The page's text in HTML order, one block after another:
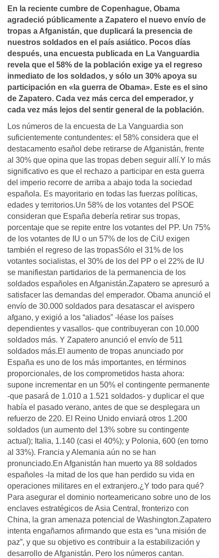
En la reciente cumbre de Copenhague, Obama
agradeció públicamente a Zapatero el nuevo enví­o de
tropas a Afganistán, que duplicará la presencia de
nuestros soldados en el paí­s asiático. Pocos dí­as
después, una encuesta publicada en La Vanguardia
revela que el 58% de la población exige ya el regreso
inmediato de los soldados, y sólo un 30% apoya su
participación en «la guerra de Obama». Este es el sino
de Zapatero. Cada vez más cerca del emperador, y
cada vez más lejos del sentir general de la población.
Los números de la encuesta de La Vanguardia son
suficientemente contundentes: el 58% considera que el
destacamento esañol debe retirarse de Afganistán, frente
al 30% que opina que las tropas deben seguir allí.Y lo más
significativo es que el rechazo a participar en esta guerra
del imperio recorre de arriba a abajo toda la sociedad
española. Es mayoritario en todas las fuerzas políticas,
edades y territorios.Un 58% de los votantes del PSOE
consideran que España debería retirar sus tropas,
porcentaje que se repite entre los votantes del PP. Un 75%
de los votantes de IU o un 57% de los de CiU exigen
también el regreso de las tropasSólo el 31% de los
votantes socialistas, el 30% de los del PP o el 22% de IU
se manifiestan partidarios de la permanencia de los
soldados españoles en Afganistán.Zapatero se apresuró a
satisfacer las demandas del emperador. Obama anunció el
envío de 30.000 soldados para desatascar el avispero
afgano, y exigió a los “aliados” -léase los países
dependientes y vasallos- que contribuyeran con 10.000
soldados más. Y Zapatero anunció el envío de 511
soldados más.El aumento de tropas anunciado por
España es uno de los más importantes, en términos
proporcionales, de los comprometidos hasta ahora:
supone incrementar en un 50% el contingente permanente
-que pasará de 1.010 a 1.521 soldados- y duplicar el que
había el pasado verano, antes de que se desplegara un
refuerzo de 220. El Reino Unido enviará otros 1.200
soldados (un aumento del 13% sobre su contingente
actual); Italia, 1.140 (casi el 40%); y Polonia, 600 (en torno
al 33%). Francia y Alemania aún no se han
pronunciado.En Afganistán han muerto ya 88 soldados
españoles -la mitad de los que han perdido su vida en
operaciones militares en el extranjero.¿Y todo para qué?
Para asegurar el dominio norteamericano sobre uno de los
enclaves estratégicos de Asia Central, fronterizo con
China, la gran amenaza potencial de Washington.Zapatero
intenta engañarnos afirmando que esta es “una misión de
paz”, y que su objetivo es contribuir a la estabilización y
desarrollo de Afganistán. Pero los números cantan.